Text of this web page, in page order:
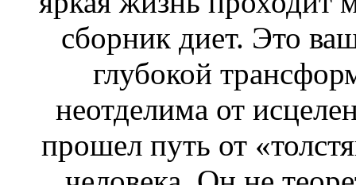
сборник диет. Это
глубокой
неотделима от
прошел путь от